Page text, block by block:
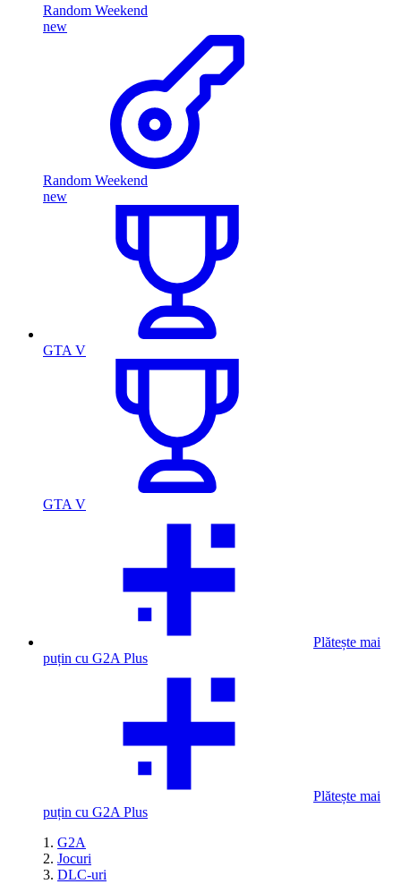
Random Weekend
new
Random Weekend
new
GTA V
GTA V
Plătește mai
puțin cu G2A Plus
Plătește mai
puțin cu G2A Plus
G2A
Jocuri
DLC-uri